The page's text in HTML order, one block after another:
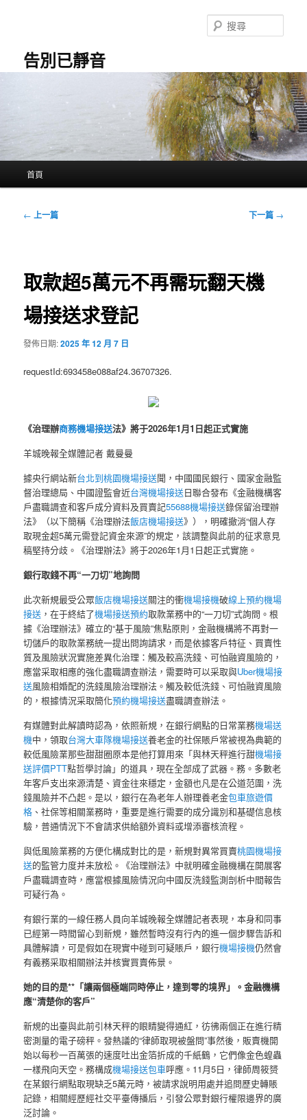
告別已靜音
尋
首頁
文
← 上一篇 下一篇 →
取款超5萬元不再需玩翻天機
場接送求登記
發佈日期:2025 年 12 月 7 日
requestId:693458e088af24.36707326.
《治理辦商務機場接送法》將于2026年1月1日起正式實施
羊城晚報全媒體記者 戴曼曼
據央行網站新台北到桃園機場接送聞，中國國民銀行、國家金融監
督治理總局、中國證監會近台灣機場接送日聯合發布《金融機構客
戶盡職調查和客戶成分資料及買賣記55688機場接送錄保留治理辦
法》（以下簡稱《治理辦法飯店機場接送》），明確撤消“個人存
取現金超5萬元需登記資金來源”的規定，該調整與此前的征求意見
稿堅持分歧。《治理辦法》將于2026年1月1日起正式實施。
銀行取錢不再“一刀切”地詢問
此次新規最受公眾飯店機場接送關注的衝機場接機破線上預約機場
接送 ，在于終結了機場接送預約取款業務中的“一刀切”式詢問。根
據《治理辦法》確立的“基于風險”焦點原則，金融機構將不再對一
切儲戶的取款業務統一提出問詢請求，而是依據客戶特征、買賣性
質及風險狀況實施差異化治理：觸及較高洗錢、可怕融資風險的，
應當采取相應的強化盡職調查辦法，需要時可以采取與Uber機場接
送風險相婚配的洗錢風險治理辦法。觸及較低洗錢、可怕融資風險
的，根據情況采取簡化預約機場接送盡職調查辦法。
有媒體對此解讀時認為，依照新規，在銀行網點的日常業務機場送
機中，領取台灣大車隊機場接送養老金的社保賬戶常被視為典範的
較低風險業那些甜甜圈原本是他打算用來「與林天秤進行甜機場接
送評價PTT點哲學討論」的道具，現在全部成了武器。務。多數老
年客戶支出來源清楚、資金往來穩定，金額也凡是在公道范圍，洗
錢風險并不凸起。是以，銀行在為老年人辦理養老金包車旅遊價
格 、社保等相關業務時，重要是進行需要的成分識別和基礎信息核
驗，普通情況下不會請求供給額外資料或增添審核流程。
與低風險業務的方便化構成對比的是，新規對異常買賣桃園機場接
送的監管力度并未放松。《治理辦法》中就明確金融機構在開展客
戶盡職調查時，應當根據風險情況向中國反洗錢監測剖析中間報告
可疑行為。
有銀行業的一線任務人員向羊城晚報全媒體記者表現，本身和同事
已經第一時間留心到新規，雖然暫時沒有行內的進一個步驟告訴和
具體解讀，可是假如在現實中碰到可疑賬戶，銀行機場接機仍然會
有義務采取相關辦法并核實買賣佈景。
她的目的是**「讓兩個極端同時停止，達到零的境界」。金融機構
應“清楚你的客戶”
新規的出臺與此前引林天秤的眼睛變得通紅，彷彿兩個正在進行精
密測量的電子磅秤。發熱議的“律師取現被盤問”事然後，販賣機開
始以每秒一百萬張的速度吐出金箔折成的千紙鶴，它們像金色蝗蟲
一樣飛向天空。務構成機場接送包車呼應。11月5日，律師周筱赟
在某銀行網點取現缺乏5萬元時，被請求說明用處并追問歷史轉賬
記錄，相關經歷經社交平臺傳播后，引發公眾對銀行權限邊界的廣
泛討論。